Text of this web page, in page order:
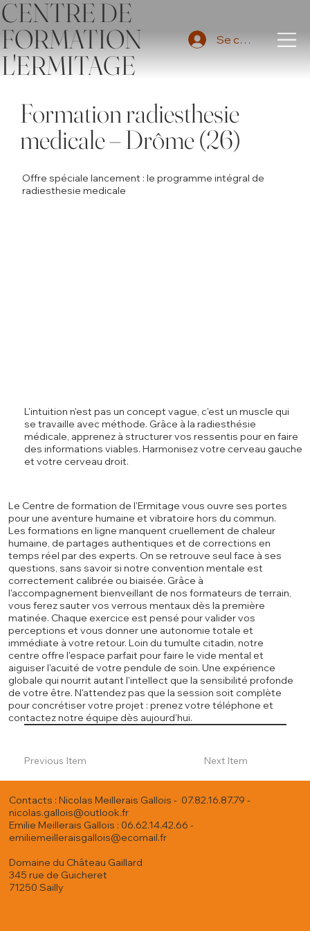
CENTRE DE
FORMATION
L'ERMITAGE
Se connecter
Formation radiesthesie
medicale – Drôme (26)
Offre spéciale lancement : le programme intégral de
radiesthesie medicale
L'intuition n'est pas un concept vague, c'est un muscle qui
se travaille avec méthode. Grâce à la radiesthésie
médicale, apprenez à structurer vos ressentis pour en faire
des informations viables. Harmonisez votre cerveau gauche
et votre cerveau droit.
Le Centre de formation de l'Ermitage vous ouvre ses portes
pour une aventure humaine et vibratoire hors du commun.
Les formations en ligne manquent cruellement de chaleur
humaine, de partages authentiques et de corrections en
temps réel par des experts. On se retrouve seul face à ses
questions, sans savoir si notre convention mentale est
correctement calibrée ou biaisée. Grâce à
l'accompagnement bienveillant de nos formateurs de terrain,
vous ferez sauter vos verrous mentaux dès la première
matinée. Chaque exercice est pensé pour valider vos
perceptions et vous donner une autonomie totale et
immédiate à votre retour. Loin du tumulte citadin, notre
centre offre l'espace parfait pour faire le vide mental et
aiguiser l'acuité de votre pendule de soin. Une expérience
globale qui nourrit autant l'intellect que la sensibilité profonde
de votre être. N'attendez pas que la session soit complète
pour concrétiser votre projet : prenez votre téléphone et
contactez notre équipe dès aujourd'hui.
Previous Item Next Item
Contacts : Nicolas Meillerais Gallois - 07.82.16.87.79 -
nicolas.gallois@outlook.fr
Emilie Meillerais Gallois : 06.62.14.42.66 -
emiliemeilleraisgallois@ecomail.fr
Domaine du Château Gaillard
345 rue de Guicheret
71250 Sailly